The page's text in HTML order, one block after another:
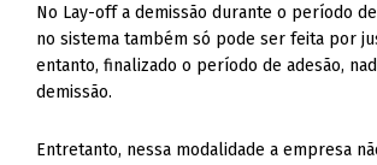
No Lay-off a demissão durante o período
no sistema também só pode ser feita por
entanto, finalizado o período de adesão,
demissão.
Entretanto, nessa modalidade a empresa